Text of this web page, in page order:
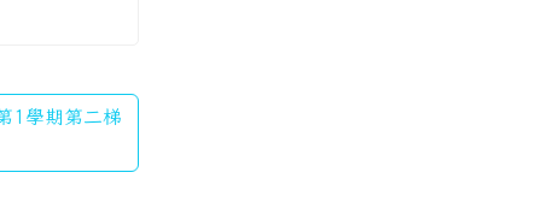
1學期第二梯